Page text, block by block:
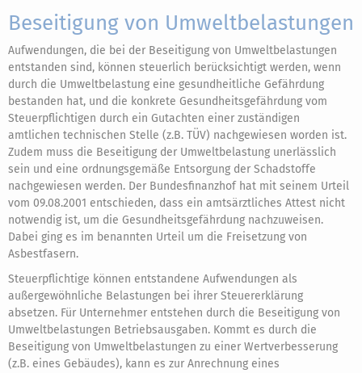
Beseitigung von Umweltbelastungen
Aufwendungen, die bei der Beseitigung von Umweltbelastungen
entstanden sind, können steuerlich berücksichtigt werden, wenn
durch die Umweltbelastung eine gesundheitliche Gefährdung
bestanden hat, und die konkrete Gesundheitsgefährdung vom
Steuerpflichtigen durch ein Gutachten einer zuständigen
amtlichen technischen Stelle (z.B. TÜV) nachgewiesen worden ist.
Zudem muss die Beseitigung der Umweltbelastung unerlässlich
sein und eine ordnungsgemäße Entsorgung der Schadstoffe
nachgewiesen werden. Der Bundesfinanzhof hat mit seinem Urteil
vom 09.08.2001 entschieden, dass ein amtsärztliches Attest nicht
notwendig ist, um die Gesundheitsgefährdung nachzuweisen.
Dabei ging es im benannten Urteil um die Freisetzung von
Asbestfasern.
Steuerpflichtige können entstandene Aufwendungen als
außergewöhnliche Belastungen bei ihrer Steuererklärung
absetzen. Für Unternehmer entstehen durch die Beseitigung von
Umweltbelastungen Betriebsausgaben. Kommt es durch die
Beseitigung von Umweltbelastungen zu einer Wertverbesserung
(z.B. eines Gebäudes), kann es zur Anrechnung eines